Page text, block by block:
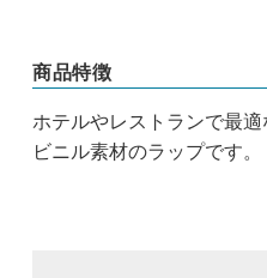
商品特徴
ホテルやレストランで最
ビニル素材のラップです。